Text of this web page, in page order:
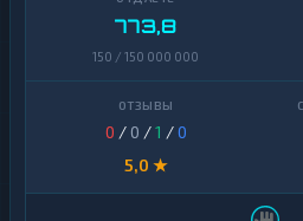
773,8
150 / 150 000 000
0 / 0 /1 /0
5,0 ★